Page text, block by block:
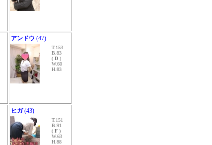
アンドウ (47)
T.153
B.83
( D )
W.60
H.83
ヒガ(43)
T.151
B.91
( F )
W.63
H.88